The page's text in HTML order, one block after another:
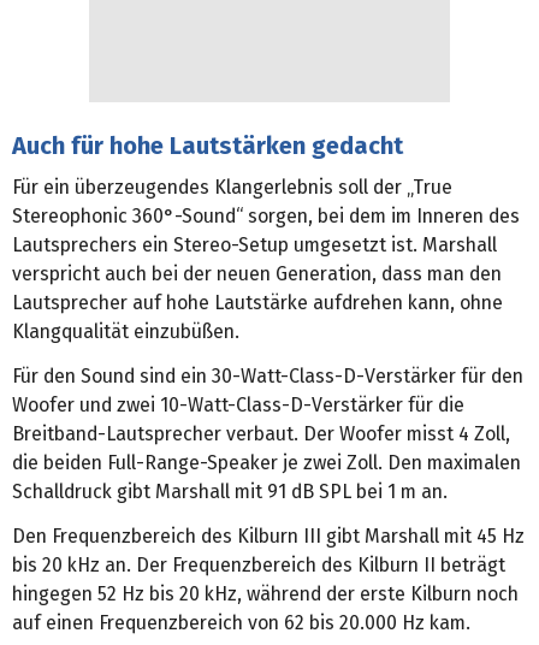
Auch für hohe Lautstärken gedacht
Für ein überzeugendes Klangerlebnis soll der „True
Stereophonic 360°-Sound“ sorgen, bei dem im Inneren des
Lautsprechers ein Stereo-Setup umgesetzt ist. Marshall
verspricht auch bei der neuen Generation, dass man den
Lautsprecher auf hohe Lautstärke aufdrehen kann, ohne
Klangqualität einzubüßen.
Für den Sound sind ein 30-Watt-Class-D-Verstärker für den
Woofer und zwei 10-Watt-Class-D-Verstärker für die
Breitband-Lautsprecher verbaut. Der Woofer misst 4 Zoll,
die beiden Full-Range-Speaker je zwei Zoll. Den maximalen
Schalldruck gibt Marshall mit 91 dB SPL bei 1 m an.
Den Frequenzbereich des Kilburn III gibt Marshall mit 45 Hz
bis 20 kHz an. Der Frequenzbereich des Kilburn II beträgt
hingegen 52 Hz bis 20 kHz, während der erste Kilburn noch
auf einen Frequenzbereich von 62 bis 20.000 Hz kam.